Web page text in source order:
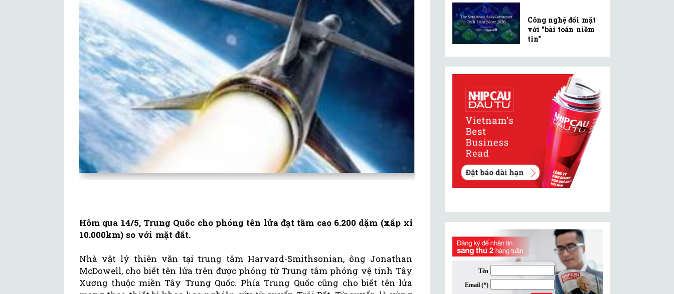
Hôm qua 14/5, Trung Quốc cho phóng tên lửa đạt tầm cao 6.200 dặm (xấp xỉ
10.000km) so với mặt đất.
Nhà vật lý thiên văn tại trung tâm Harvard-Smithsonian, ông Jonathan
McDowell, cho biết tên lửa trên được phóng từ Trung tâm phóng vệ tinh Tây
Xương thuộc miền Tây Trung Quốc. Phía Trung Quốc cũng cho biết tên lửa
Công nghệ đối mặt
với "bài toán niềm
tin"